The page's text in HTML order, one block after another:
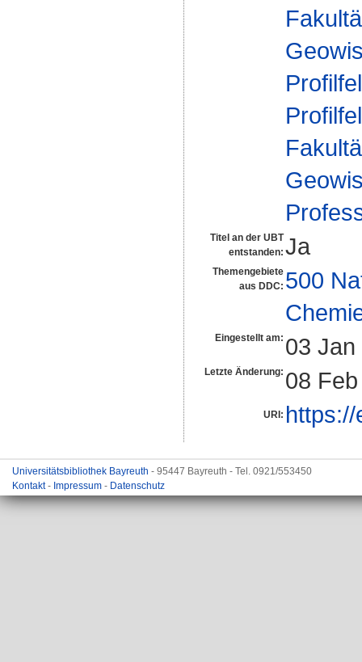
Titel an der UBT
entstanden: Ja
Themengebiete
aus DDC: 500
Eingestellt am: 03
Letzte Änderung: 08
URI:
Universitätsbibliothek Bayreuth - 95447 Bayreuth - Tel. 0921/553450
Kontakt- Impressum - Datenschutz